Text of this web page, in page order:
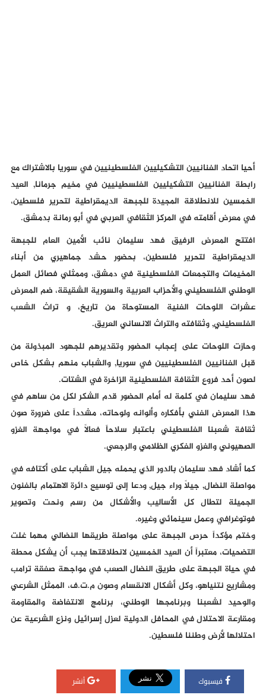
أحيا اتحاد الفنانيين التشكيليين الفلسطينيين في سوريا بالاشتراك مع
رابطة الفنانيين التشكيليين الفلسطينيين في مخيم جرمانا, العيد
الخمسين للانطلاقة المجيدة للجبهة الديمقراطية لتحرير فلسطين،
في معرض أقامته في المركز الثقافي العربي في أبو رمانة بدمشق.
افتتح المعرض الرفيق فهد سليمان نائب الأمين العام للجبهة
الديمقراطية لتحرير فلسطين، بحضور حشد جماهيري من أبناء
المخيمات والتجمعات الفلسطينية في دمشق، وممثلي فصائل العمل
الوطني الفلسطيني والأحزاب العربية والسورية الشقيقة، ضم المعرض
عشرات اللوحات الفنية المستوحاة من تاريخ، و تراث الشعب
الفلسطيني, وثقافته والتراث الانساني العريق.
وحازت اللوحات على إعجاب الحضور وتقديرهم للجهود المبذولة من
قبل الفنانيين الفلسطينيين في سوريا, والشباب منهم بشكل خاص
لصون أحد فروع الثقافة الفلسطينية الزاخرة في الشتات.
فهد سليمان في كلمة له أمام الحضور قدم الشكر لكل من ساهم في
هذا المعرض الفني بأفكاره وألوانه ولوحاته، مشدداً على ضرورة صون
ثقافة شعبنا الفلسطيني باعتبار سلاحاً فعالاً في مواجهة الغزو
الصهيوني والغزو الفكري الظلامي والرجعي.
كما أشاد فهد سليمان بالدور الذي يحمله جيل الشباب على أكتافه في
مواصلة النضال, جيلاً وراء جيل, ودعا إلى توسيع دائرة الاهتمام بالفنون
الجميلة لتطال كل الأساليب والأشكال من رسم ونحت وتصوير
فوتوغرافي وعمل سينمائي وغيره.
وختم مؤكداً حرص الجبهة على مواصلة طريقها النضالي مهما غلت
التضحيات، معتبراً أن العيد الخمسين لانطلاقتها يجب أن يشكل محطة
في حياة الجبهة على طريق النضال الصعب في مواجهة صفقة ترامب
ومشاريع نتنياهو، وكل أشكال الانقسام وصون م.ت.ف، الممثل الشرعي
والوحيد لشعبنا وبرنامجها الوطني، برنامج الانتفاضة والمقاومة
ومقارعة الاحتلال في المحافل الدولية لعزل إسرائيل ونزع الشرعية عن
احتلالها لأرض وطننا فلسطين.
فيسبوك أنشر